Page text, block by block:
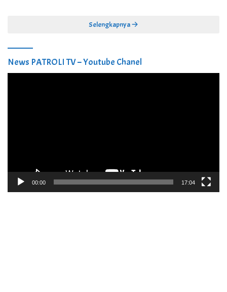
Selengkapnya
News PATROLI TV – Youtube Chanel
00:00 17:04